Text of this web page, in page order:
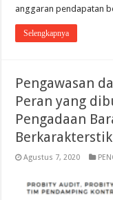
anggaran pendapatan
Selengkapnya
Pengawasan
Peran yang
Pengadaan
Agustus 7, 2020